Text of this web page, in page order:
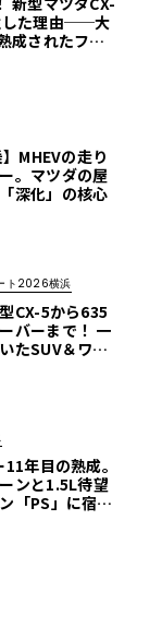
した理由──大
成されたフッ
MHEVの走り
。マツダの屋
深化」の核心
ト2026横浜
CX-5から635
バーまで！ 一
たSUV＆ワゴ
浜】
年目の熟成。
ンと1.5L待望
「PS」に宿る